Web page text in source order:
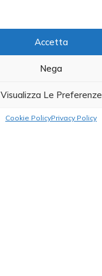
Accetta
Nega
Visualizza Le Preferenze
Cookie PolicyPrivacy Policy